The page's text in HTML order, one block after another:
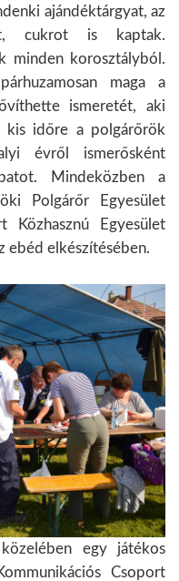
ajándéktárgyat, az
cukrot is kaptak.
minden korosztályból.
maga a
ismeretét, aki
kis időre a polgárőrök
évről ismerősként
Mindeközben a
Polgárőr Egyesület
Egyesület
ebéd elkészítésében.
egy játékos
Csoport